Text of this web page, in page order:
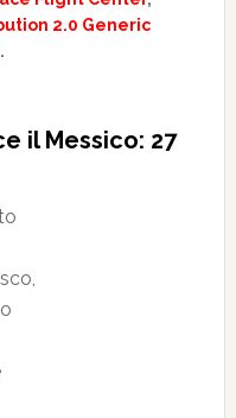
2.0 Generic
.
il Messico: 27